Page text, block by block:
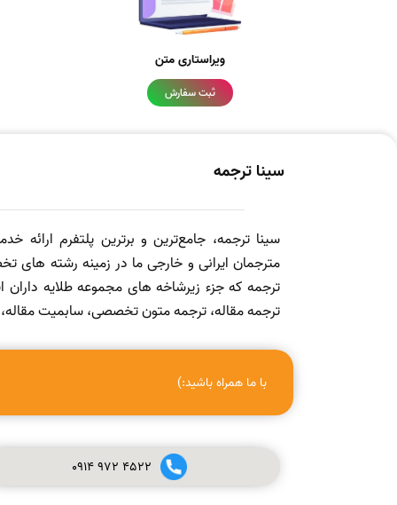
ویراستاری متن
ثبت سفارش
سینا ترجمه
سینا ترجمه، جامع‌ترین و برترین پلتفرم ارائه
مترجمان ایرانی و خارجی ما در زمینه رشته های
ترجمه که جزء زیرشاخه های مجموعه طلایه
ترجمه مقاله، ترجمه متون تخصصی، سابمیت مقاله،
با ما همراه باشید:)
0914972 4522